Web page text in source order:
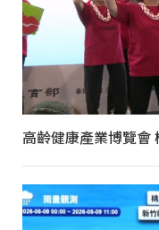
高齡健康產業博覽會